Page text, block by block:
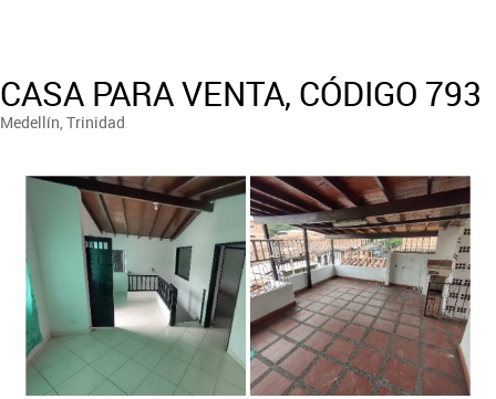
CASA PARA VENTA, CÓDIGO 793
Medellín, Trinidad